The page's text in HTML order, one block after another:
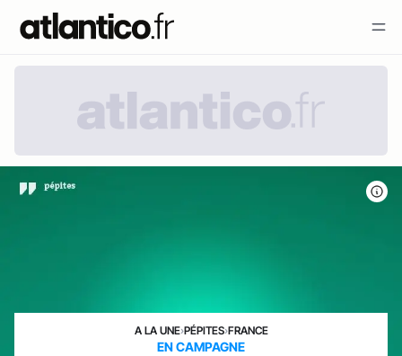
A LA UNE›PÉPITES›FRANCE
EN CAMPAGNE